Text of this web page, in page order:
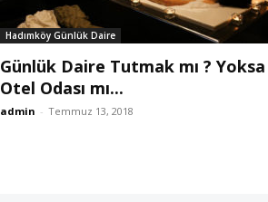
Hadımköy Günlük Daire
Günlük Daire Tutmak mı ? Yoksa
Otel Odası mı...
admin - Temmuz 13, 2018